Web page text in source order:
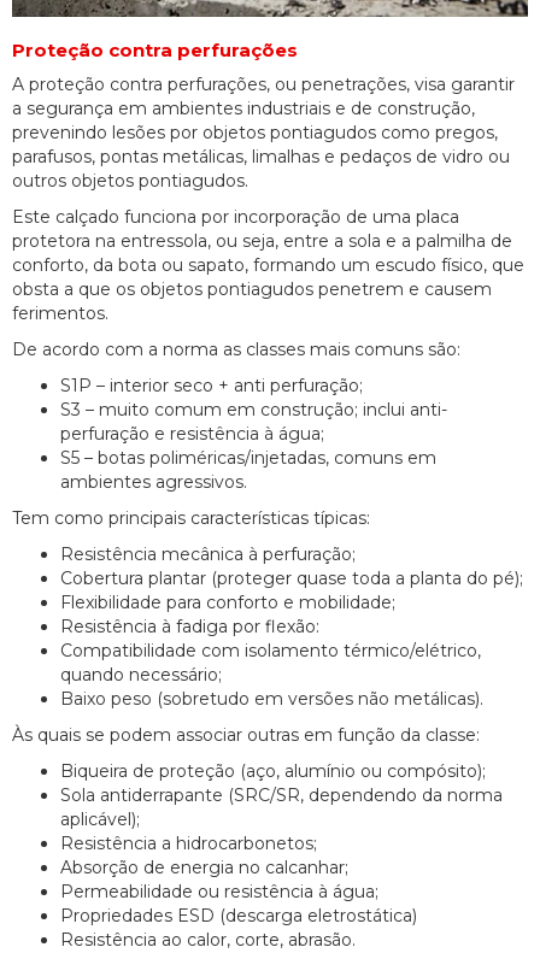
Proteção contra perfurações
A proteção contra perfurações, ou penetrações, visa garantir
a segurança em ambientes industriais e de construção,
prevenindo lesões por objetos pontiagudos como pregos,
parafusos, pontas metálicas, limalhas e pedaços de vidro ou
outros objetos pontiagudos.
Este calçado funciona por incorporação de uma placa
protetora na entressola, ou seja, entre a sola e a palmilha de
conforto, da bota ou sapato, formando um escudo físico, que
obsta a que os objetos pontiagudos penetrem e causem
ferimentos.
De acordo com a norma as classes mais comuns são:
S1P – interior seco + anti perfuração;
S3 – muito comum em construção; inclui anti-
perfuração e resistência à água;
S5 – botas poliméricas/injetadas, comuns em
ambientes agressivos.
Tem como principais características típicas:
Resistência mecânica à perfuração;
Cobertura plantar (proteger quase toda a planta do pé);
Flexibilidade para conforto e mobilidade;
Resistência à fadiga por flexão:
Compatibilidade com isolamento térmico/elétrico,
quando necessário;
Baixo peso (sobretudo em versões não metálicas).
Às quais se podem associar outras em função da classe:
Biqueira de proteção (aço, alumínio ou compósito);
Sola antiderrapante (SRC/SR, dependendo da norma
aplicável);
Resistência a hidrocarbonetos;
Absorção de energia no calcanhar;
Permeabilidade ou resistência à água;
Propriedades ESD (descarga eletrostática)
Resistência ao calor, corte, abrasão.